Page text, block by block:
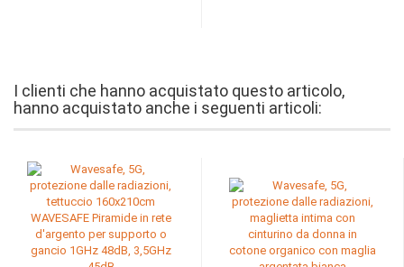
I clienti che hanno acquistato questo articolo,
hanno acquistato anche i seguenti articoli: